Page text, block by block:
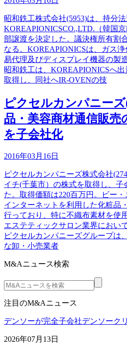
昭和鉄工株式会社(5953)は、持分
KOREAPIONICSCO.,LTD.（韓国
部譲渡を決定した。議決権所有割
なる。KOREAPIONICSは、ガス
易代理及びディスプレイ機器の製
昭和鉄工は、KOREAPIONICSへ
取得し、同社へIR-OVENの技
ピクセルカンパニーズ
品・美容商材通信販売
を子会社化
2016年03月16日
ピクセルカンパニーズ株式会社
イチ(千葉市）の株式を取得し、子
た。取得価額は220百万円。ビー
インターネットを利用した化粧品
行っており、特に不織布素材を使
エステティックサロン業界におい
ピクセルカンパニーズグループは
な卸・小売業者
M&Aニュース検索
注目のM&Aニュース
デンソーが完全子会社デンソーク
2026年07月13日